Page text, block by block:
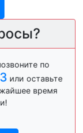
по
или оставьте
время